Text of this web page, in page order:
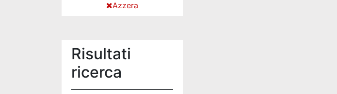
Azzera
Risultati
ricerca